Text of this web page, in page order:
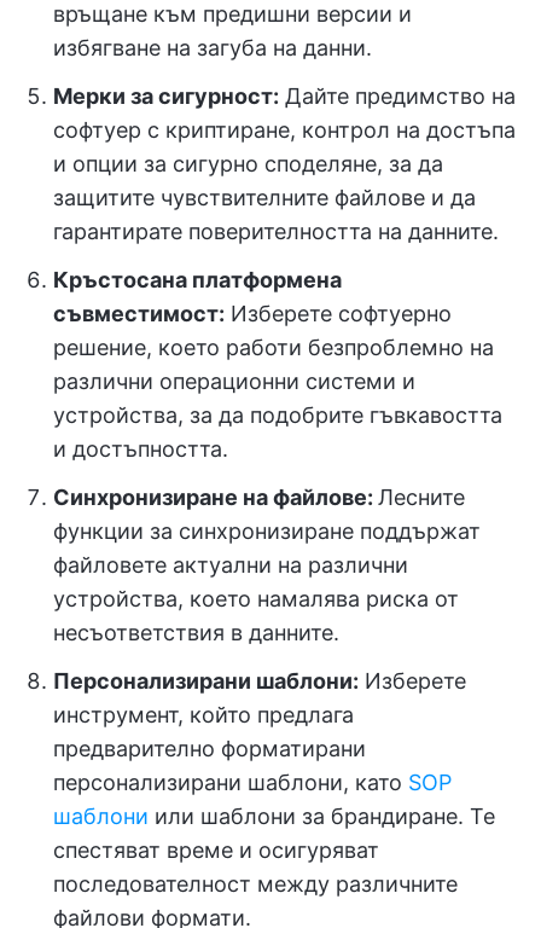
връщане към предишни версии и
избягване на загуба на данни.
Мерки за сигурност: Дайте предимство на
софтуер с криптиране, контрол на достъпа
и опции за сигурно споделяне, за да
защитите чувствителните файлове и да
гарантирате поверителността на данните.
Кръстосана платформена
съвместимост: Изберете софтуерно
решение, което работи безпроблемно на
различни операционни системи и
устройства, за да подобрите гъвкавостта
и достъпността.
Синхронизиране на файлове: Лесните
функции за синхронизиране поддържат
файловете актуални на различни
устройства, което намалява риска от
несъответствия в данните.
Персонализирани шаблони: Изберете
инструмент, който предлага
предварително форматирани
персонализирани шаблони, като SOP
шаблони или шаблони за брандиране. Те
спестяват време и осигуряват
последователност между различните
файлови формати.